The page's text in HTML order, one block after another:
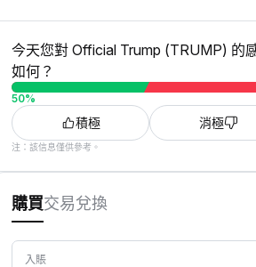
今天您對 Official Trump (TRUMP) 的
如何？
50%
積極 消極
注：該信息僅供參考。
購買交易兌換
入賬